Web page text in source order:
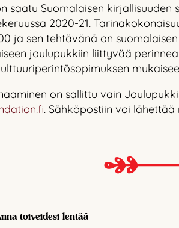
saatu Suomalaisen
2020-21.
ja sen tehtävänä on
joulupukkiin liittyvää
on sallittu vain
. Sähköpostiin voi
toiveidesi lentää